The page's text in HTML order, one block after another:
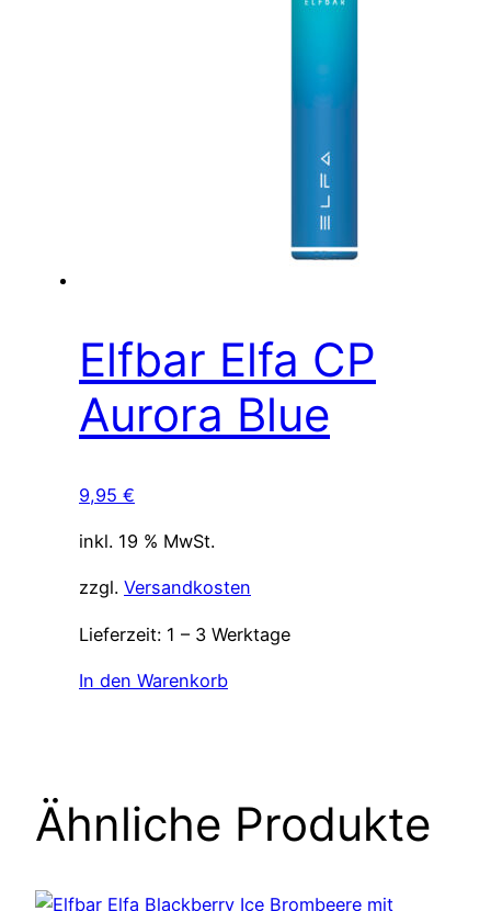
Elfbar Elfa CP
Aurora Blue
9,95 €
inkl. 19 % MwSt.
zzgl. Versandkosten
Lieferzeit: 1 – 3 Werktage
In den Warenkorb
Ähnliche Produkte